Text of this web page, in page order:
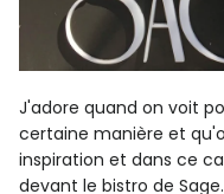
J'adore quand on voit
certaine manière et
inspiration et dans ce
devant le bistro de Sage.